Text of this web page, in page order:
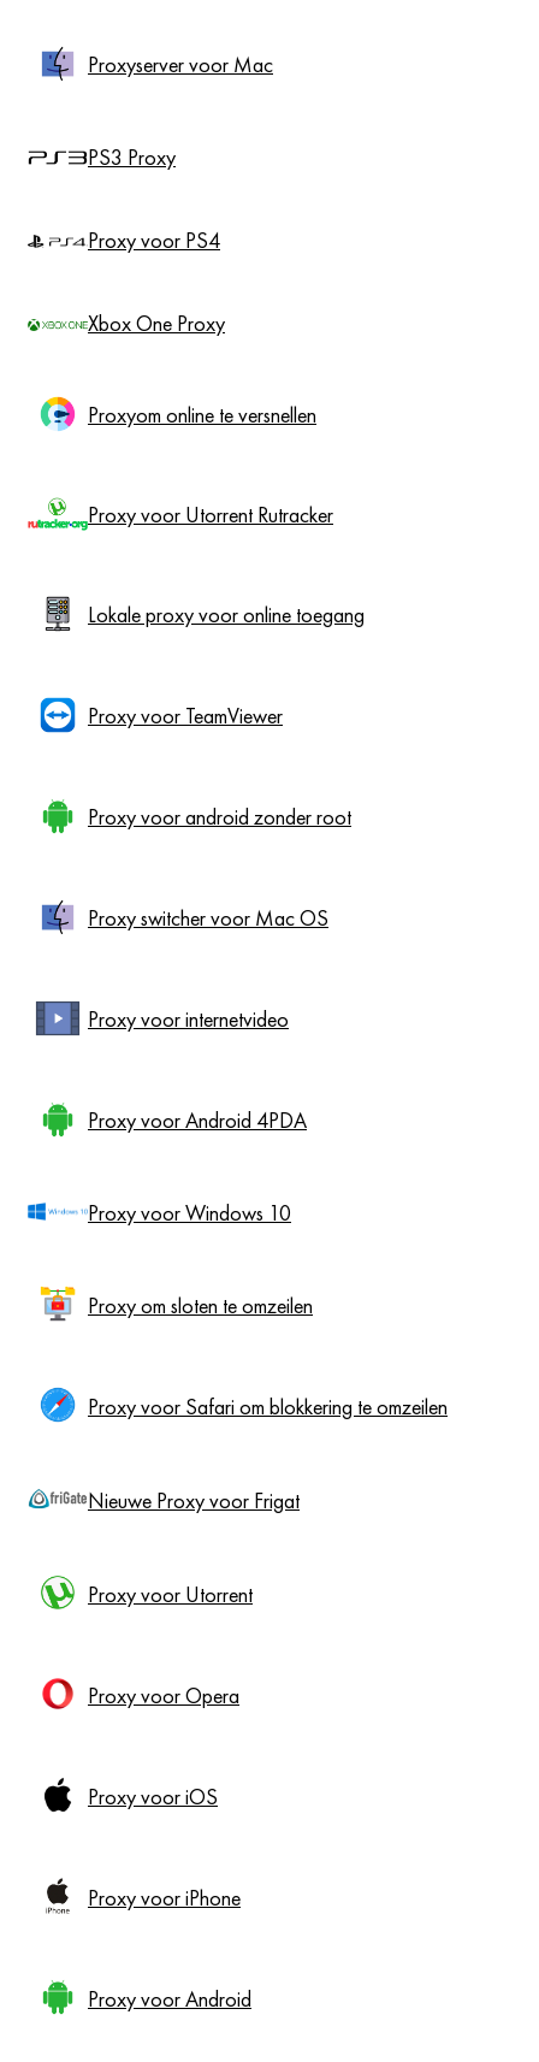
Proxyserver voor Mac
PS3 Proxy
Proxy voor PS4
Xbox One Proxy
Proxyom online te versnellen
Proxy voor Utorrent Rutracker
Lokale proxy voor online toegang
Proxy voor TeamViewer
Proxy voor android zonder root
Proxy switcher voor Mac OS
Proxy voor internetvideo
Proxy voor Android 4PDA
Proxy voor Windows 10
Proxy om sloten te omzeilen
Proxy voor Safari om blokkering te omzeilen
Nieuwe Proxy voor Frigat
Proxy voor Utorrent
Proxy voor Opera
Proxy voor iOS
Proxy voor iPhone
Proxy voor Android